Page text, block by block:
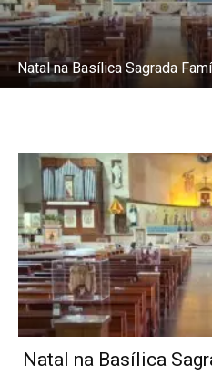
Natal na Basílica Sagrada
Natal na Basílica